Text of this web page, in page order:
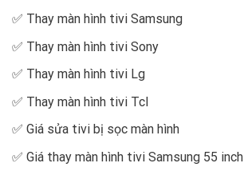
✅ Thay màn hình tivi Samsung
✅ Thay màn hình tivi Sony
✅ Thay màn hình tivi Lg
✅ Thay màn hình tivi Tcl
✅ Giá sửa tivi bị sọc màn hình
✅ Giá thay màn hình tivi Samsung 55 inch